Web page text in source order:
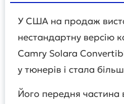
У США на продаж
нестандартну версію
Camry Solara
у тюнерів і стала
Його передня частина